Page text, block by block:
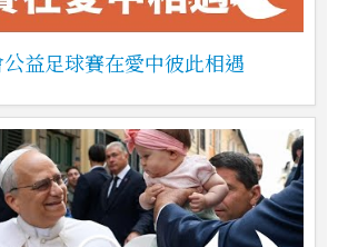
益足球賽在愛中彼此相遇